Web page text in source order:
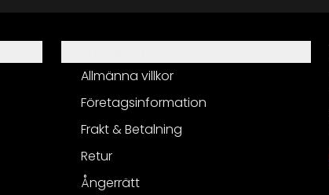
Allmänna villkor
Företagsinformation
Frakt & Betalning
Retur
Ångerrätt